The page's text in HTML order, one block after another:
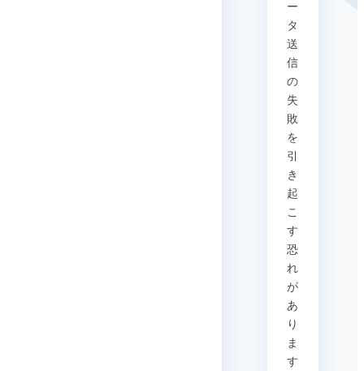
ー
タ
送
信
の
失
敗
を
引
き
起
こ
す
恐
れ
が
あ
り
ま
す